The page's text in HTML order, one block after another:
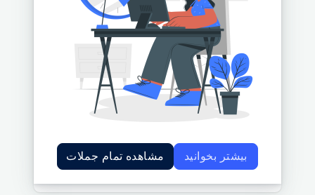
بیشتر بخوانید مشاهده تمام جملات